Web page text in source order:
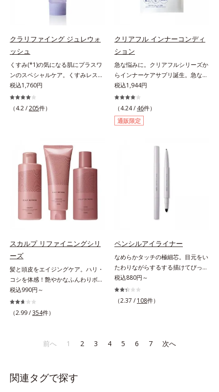
クリームのようにぴたっと密着。乾
燥による小ジワを目立たなく(*1)
す。むやみに隠すのではなくふわり
アのW効果で軽やかな美肌を印象づ
けます。紫外線吸収剤フリーなのに
高SPF値、さらにスキンプロテクト
複合成分(*3)が、ブルーライト、紫
外線、大気中の微粒子汚れなどの外
的ダメージから肌表面をガードしま
すい肌にうるおいを届けながら、光
拡散効果で乾燥小ジワや毛穴もカバ
ーします。【ラスティング効果】皮
脂選択テカリ防止成分(*5)テカリの
主成分を選択的に吸収し、うるおい
はしっかり残すことでカバー力を保
ちます。*1 メイク効果による*2 角
層の範囲内*3 スキンプロテクト※
防ぐ複合成分 ※ ビルベリー葉エ
キス、タベブイアインペチギノサ樹
皮エキス*4 グリセリルグルコシド
（保湿成分）、（ジメチコン／ビニ
ルジメチコン）クロスポリマー、ジ
メチコン（カバー成分）*5 アクリ
レーツコポリマー
印象の鍵となるハリ・ツヤへもアプ
アイテム同士をなじみやすくする
8アイテム分の機能を3ステップに集
約し、よりシンプルなお手入れで、
ハリ・ツヤのある好印象な清潔透明
肌(*1)へ導きます。*1 うるおいによ
る透明感のある肌*2 男性の顔画像
を用いた印象評価において、基準画
像に対して、頬全体に輝度分布がな
2022年12月22日時点で、科学文献
データベースPubMed及びGoogle
scholarにより国内化粧品業界にお
いて該当文献がないことを確認（ポ
ーラ化成研究所調べ）
クラリファイング ジュレウォ
ッシュ
くすみ(*1)の気になる肌にプラスワ
ンのスペシャルケア。くすみレスの
輝くような素肌へ。肌表面の余分な
角層を落として、くすみ(*1)レスな
輝くような素肌へ整える(*2)スペシ
したジェルが肌表面の角層をやわら
かくして絡めとり、スクラブがやさ
しく取り去ります。さらに注目した
いのはクリアな肌に整えるクリアコ
ンディショニング処方と、贅沢に配
合された保湿成分。一瞬取り去るだ
けのケアに留まらず、洗うたびにく
すみをため込まないすこやかな肌に
ン酸(*4)がうるおって透き通るよう
な透明感を叶えます。顔色がどんよ
りしている、ファンデのノリがイマ
イチ、肌のざらつきやくすみが気に
なる、化粧水が肌になじまな
い……。こんなお悩みが気になると
きに。週に1～4回、いつもの洗顔料
と置き換えてお使いください。*1
ち、うるおいを保つことで肌を整え
税込1,760円
（4.2 /205件）
クリアフル インナーコンディ
ション
急な悩みに。クリアフルシリーズか
らインナーケアサプリ誕生。急な悩
みに。ケアに行き詰まったすべての
女性に送る、「クリアフルシリー
ズ」のオールインワンサプリメント
です。ビタミンB1とB2を配合。ビ
タミンB6とビタミンCは、タイムリ
放出されます。またすこやかな美し
さのために、和漢植物由来成分とセ
ラミドをプラス。さらにストレス社
会に負けないためのGABAも配合し
ました。現代社会を生き抜く女性の
すこやかな毎日を応援します。
税込1,944円
（4.24 / 46件）
通販限定
スカルプ リファイニングシリ
ーズ
髪と頭皮をエイジングケア。ハリ・
コシを体感！艶やかなふんわりボリ
ューム美髪へ。「抜け毛が目立つ」
「ボリュームがない」「ハリ・コシ
がない」という年齢による3大髪悩
ケア(*1)する、オルビスの頭皮ケア
と、うるおったツヤ髪に導く「ブレ
ンドボタニカルエキス(*2)」を配
税込990円～
（2.99 /354件）
ペンシルアイライナー
なめらかタッチの極細芯。目元をい
たわりながらするする描けてぴった
り密着。するする描けてぴったり密
着。なめらかタッチの極細芯アイラ
イナーです。繊細な目のキワにも優
ラスできます。アイラインを描いた
後に、後ろに付いているチップでま
税込880円～
（2.37 / 108件）
前へ 1 2 3 4 5 6 7 次へ
関連タグで探す